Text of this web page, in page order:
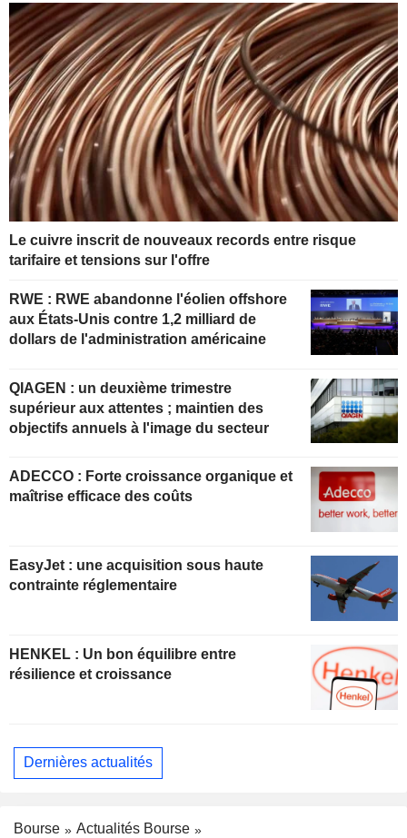
Le cuivre inscrit de nouveaux records entre risque
tarifaire et tensions sur l'offre
RWE : RWE abandonne l'éolien offshore
aux États-Unis contre 1,2 milliard de
dollars de l'administration américaine
QIAGEN : un deuxième trimestre
supérieur aux attentes ; maintien des
objectifs annuels à l'image du secteur
ADECCO : Forte croissance organique et
maîtrise efficace des coûts
EasyJet : une acquisition sous haute
contrainte réglementaire
HENKEL : Un bon équilibre entre
résilience et croissance
Dernières actualités
Bourse
Actualités Bourse